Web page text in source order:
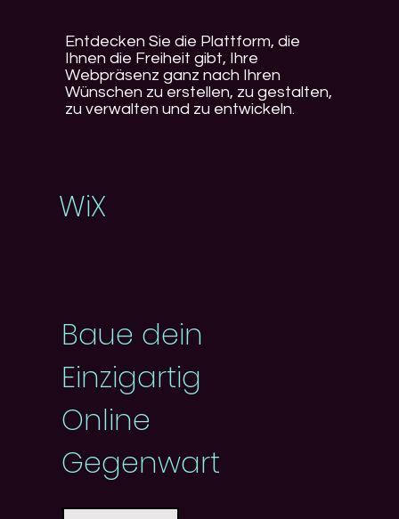
Entdecken Sie die Plattform, die
Ihnen die Freiheit gibt, Ihre
Webpräsenz ganz nach Ihren
Wünschen zu erstellen, zu gestalten,
zu verwalten und zu entwickeln.
Baue dein
Einzigartig
Online
Gegenwart
WiX